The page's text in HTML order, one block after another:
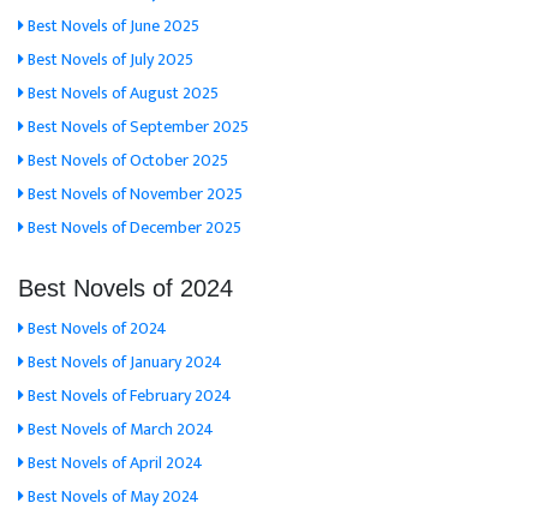
Best Novels of June 2025
Best Novels of July 2025
Best Novels of August 2025
Best Novels of September 2025
Best Novels of October 2025
Best Novels of November 2025
Best Novels of December 2025
Best Novels of 2024
Best Novels of 2024
Best Novels of January 2024
Best Novels of February 2024
Best Novels of March 2024
Best Novels of April 2024
Best Novels of May 2024